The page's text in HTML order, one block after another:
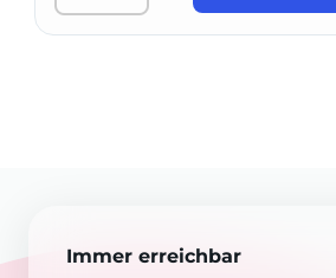
Immer erreichbar